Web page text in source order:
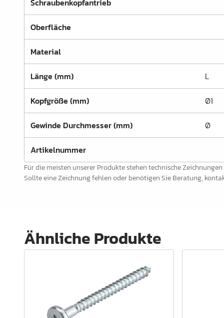
Schrankrohre &
Schrankrohrlager
Leisten Profile
Elektro Artikel
Chemie & Reparatur
König Produkte
Werkzeug
Verpackung
Schraubenkopfantrieb
Oberfläche
Material
Länge (mm) L
Kopfgröße (mm) Ø1
Gewinde Durchmesser (mm) Ø
Artikelnummer
Für die meisten unserer Produkte stehen technische
Sollte eine Zeichnung fehlen oder benötigen Sie Beratung,
Ähnliche Produkte